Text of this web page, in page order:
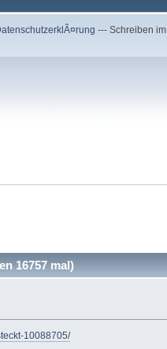
--- Schreiben
16757 mal)
10088705/